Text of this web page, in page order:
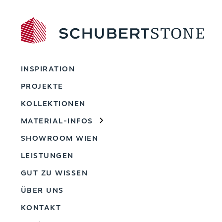
INSPIRATION
PROJEKTE
KOLLEKTIONEN
MATERIAL-INFOS
SHOWROOM WIEN
LEISTUNGEN
GUT ZU WISSEN
ÜBER UNS
KONTAKT